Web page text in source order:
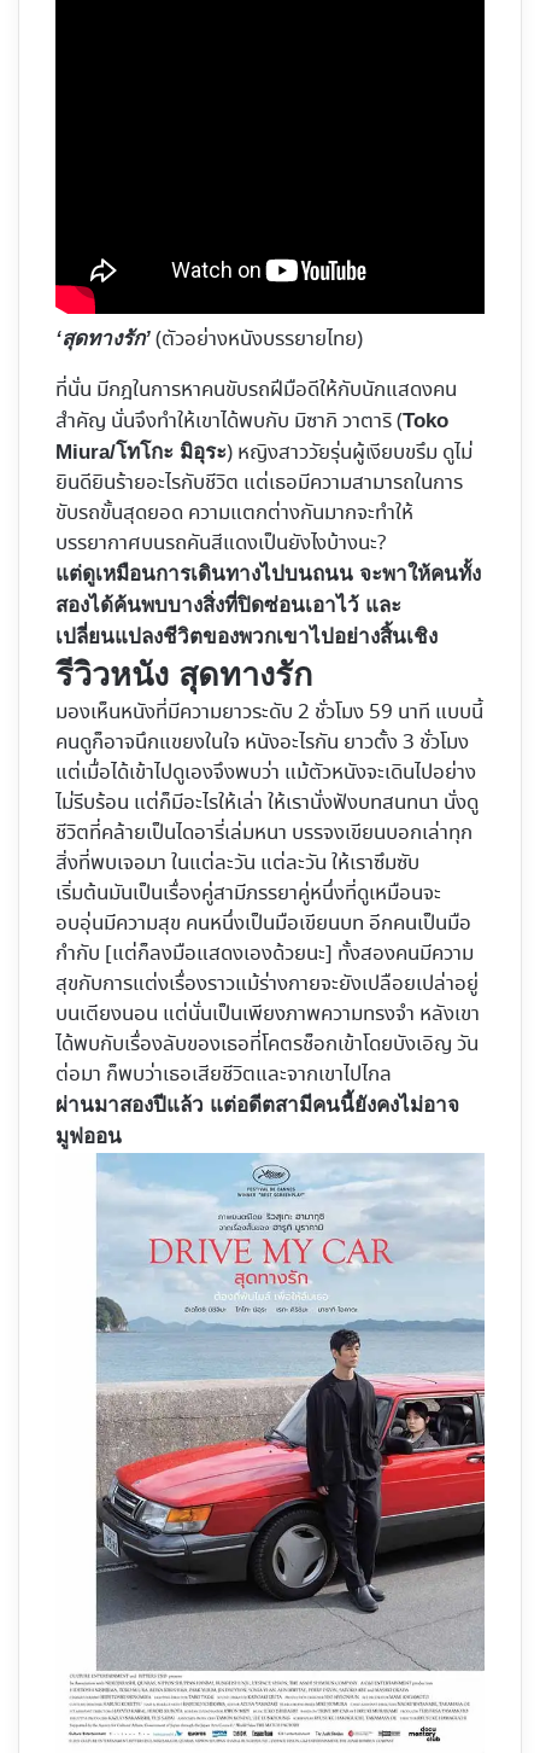
‘สุดทางรัก’ (ตัวอย่างหนังบรรยายไทย)
ที่นั่น มีกฎในการหาคนขับรถฝีมือดีให้กับนักแสดงคน
สำคัญ นั่นจึงทำให้เขาได้พบกับ มิซากิ วาตาริ (Toko
Miura/โทโกะ มิอุระ) หญิงสาววัยรุ่นผู้เงียบขรึม ดูไม่
ยินดียินร้ายอะไรกับชีวิต แต่เธอมีความสามารถในการ
ขับรถขั้นสุดยอด ความแตกต่างกันมากจะทำให้
บรรยากาศบนรถคันสีแดงเป็นยังไงบ้างนะ?
แต่ดูเหมือนการเดินทางไปบนถนน จะพาให้คนทั้ง
สองได้ค้นพบบางสิ่งที่ปิดซ่อนเอาไว้ และ
เปลี่ยนแปลงชีวิตของพวกเขาไปอย่างสิ้นเชิง
รีวิวหนัง สุดทางรัก
มองเห็นหนังที่มีความยาวระดับ 2 ชั่วโมง 59 นาที แบบนี้
คนดูก็อาจนึกแขยงในใจ หนังอะไรกัน ยาวตั้ง 3 ชั่วโมง
แต่เมื่อได้เข้าไปดูเองจึงพบว่า แม้ตัวหนังจะเดินไปอย่าง
ไม่รีบร้อน แต่ก็มีอะไรให้เล่า ให้เรานั่งฟังบทสนทนา นั่งดู
ชีวิตที่คล้ายเป็นไดอารี่เล่มหนา บรรจงเขียนบอกเล่าทุก
สิ่งที่พบเจอมา ในแต่ละวัน แต่ละวัน ให้เราซึมซับ
เริ่มต้นมันเป็นเรื่องคู่สามีภรรยาคู่หนึ่งที่ดูเหมือนจะ
อบอุ่นมีความสุข คนหนึ่งเป็นมือเขียนบท อีกคนเป็นมือ
กำกับ [แต่ก็ลงมือแสดงเองด้วยนะ] ทั้งสองคนมีความ
สุขกับการแต่งเรื่องราวแม้ร่างกายจะยังเปลือยเปล่าอยู่
บนเตียงนอน แต่นั่นเป็นเพียงภาพความทรงจำ หลังเขา
ได้พบกับเรื่องลับของเธอที่โคตรช็อกเข้าโดยบังเอิญ วัน
ต่อมา ก็พบว่าเธอเสียชีวิตและจากเขาไปไกล
ผ่านมาสองปีแล้ว แต่อดีตสามีคนนี้ยังคงไม่อาจ
มูฟออน